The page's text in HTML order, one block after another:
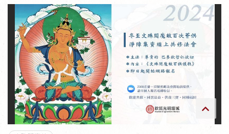
尊貴上師珍寶開示
巴麥欽哲珍寶開示
前行開示文集
媒體影音集